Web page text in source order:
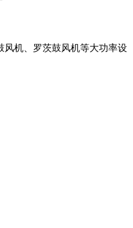
风机、罗茨鼓风机等大功率设